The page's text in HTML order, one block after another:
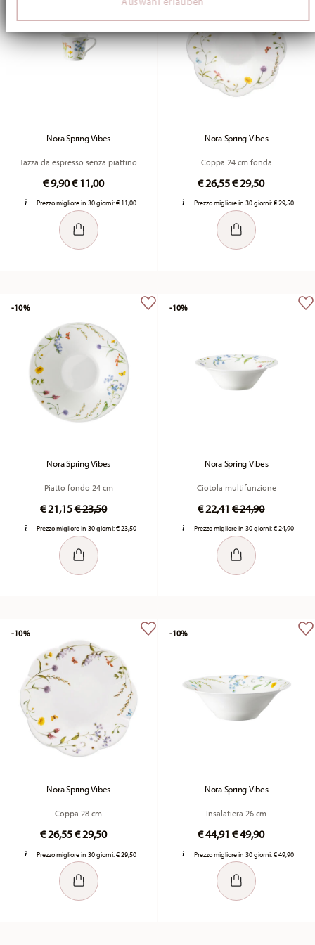
weiteren Daten zusammen, die Sie ihnen bereitgestellt
haben oder die sie im Rahmen Ihrer Nutzung der Dienste
gesammelt haben.
Nora Spring Vibes
Tazza da espresso senza piattino
€ 9,90Price reduced from
€ 11,00to
Prezzo migliore in 30 giorni:€ 11,00
Nora Spring Vibes
Coppa 24 cm fonda
€ 26,55Price reduced
€ 29,50to
Prezzo migliore in 30 giorni:€ 29,50
Nora Spring Vibes
Piatto fondo 24 cm
€ 21,15Price reduced from
€ 23,50to
Prezzo migliore in 30 giorni:€ 23,50
-10%
Nora Spring Vibes
Ciotola multifunzione
€ 22,41Price reduced
€ 24,90to
Prezzo migliore in 30 giorni:€ 24,90
-10%
Nora Spring Vibes
Coppa 28 cm
€ 26,55Price reduced from
€ 29,50to
Prezzo migliore in 30 giorni:€ 29,50
-10%
Nora Spring Vibes
Insalatiera 26 cm
€ 44,91Price reduced
€ 49,90to
Prezzo migliore in 30 giorni:€ 49,90
-10%